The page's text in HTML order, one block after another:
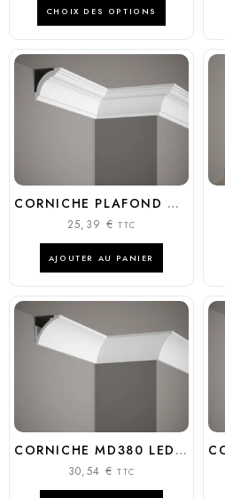
CHOIX DES OPTIONS
CORNICHE PLAFOND MD367 MODERNE ÉPURÉE 6,5CM | MARDOM DECOR
25,39 € TTC
AJOUTER AU PANIER
CORNICHE MD380 LED MODERNE 7,5CM ÉCLAIRAGE INDIRECT | MARDOM DÉCOR
30,54 € TTC